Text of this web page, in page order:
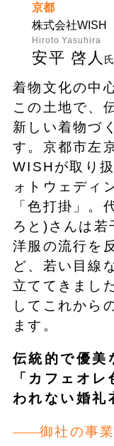
京都
株式会社
Hiroto Yasuhira
安平 啓人 氏
着物文化の中
この土地で、
新しい着物づ
す。京都市左
WISHが取り
ォトウェディ
「色打掛」。
ろと)さんは若
洋服の流行を
ど、若い目線
立ててきまし
してこれから
ます。
伝統的で優美
「カフェオ
われない婚礼
御社の事